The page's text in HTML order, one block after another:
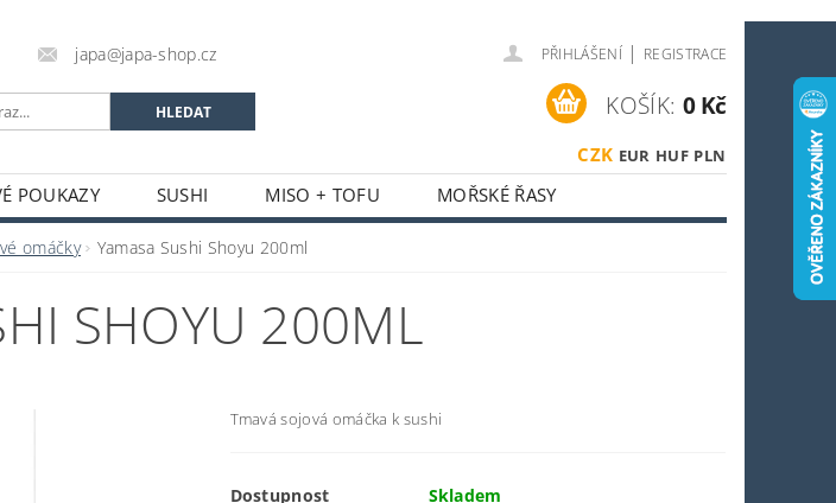
japa@japa-shop.cz PŘIHLÁŠENÍ | REGISTRACE
CZK EUR HUF PLN
KOŠÍK: 0 Kč
POUKAZY SUSHI MISO + TOFU
MOŘSKÉ ŘASY
RÝŽE A OBILOVINY
ZELENINA + HOUBY
LEKCE VAŘENÍ
PRO SPORTOVCE
omáčky Yamasa Sushi Shoyu 200ml
SHOYU 200ML
Tmavá sojová omáčka k sushi
Dostupnost
Skladem